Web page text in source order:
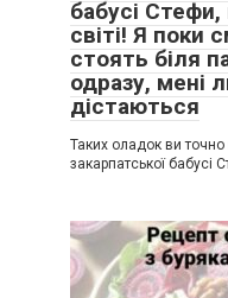
бабусі
світі! Я поки
стоять біля
одразу, мені
дістаються
Таких оладок ви точно
закарпатської бабусі